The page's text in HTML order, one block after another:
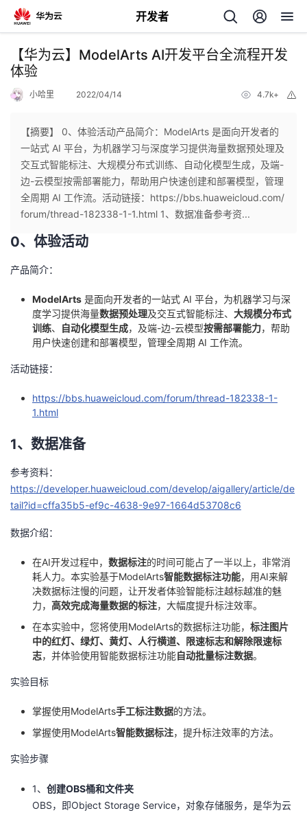
开发者
返
回
个
人
页
我
开
发
我
的
我
坛
圈
子
的
直
播
我
的
活
动
我
的
关
注
我
开
学
堂
我
的
Programs
我
持
我
【华为云】ModelArts AI开发平台全流程开发
体验
小哈里 2022/04/14 4.7k+
【摘要】 0、体验活动产品简介：ModelArts 是面向开发者的
一站式 AI 平台，为机器学习与深度学习提供海量数据预处理及
交互式智能标注、大规模分布式训练、自动化模型生成，及端-
边-云模型按需部署能力，帮助用户快速创建和部署模型，管理
全周期 AI 工作流。活动链接：https://bbs.huaweicloud.com/
forum/thread-182338-1-1.html 1、数据准备参考资...
0、体验活动
产品简介：
ModelArts 是面向开发者的一站式 AI 平台，为机器学习与深
度学习提供海量数据预处理及交互式智能标注、 大规模分布式
训练、 自动化模型生成，及端-边-云模型按需部署能力，帮助
用户快速创建和部署模型，管理全周期 AI 工作流。
活动链接：
https://bbs.huaweicloud.com/forum/thread-182338-1-
1.html
1、数据准备
参考资料：
https://developer.huaweicloud.com/develop/aigallery/article/de
tail?id=cffa35b5-ef9c-4638-9e97-1664d53708c6
数据介绍：
在AI开发过程中， 数据标注的时间可能占了一半以上，非常消
耗人力。本实验基于ModelArts智能数据标注功能，用AI来解
决数据标注慢的问题，让开发者体验智能标注越标越准的魅
力， 高效完成海量数据的标注，大幅度提升标注效率。
在本实验中，您将使用ModelArts的数据标注功能， 标注图片
中的红灯、绿灯、黄灯、人行横道、限速标志和解除限速标
志，并体验使用智能数据标注功能自动批量标注数据。
实验目标
掌握使用ModelArts手工标注数据的方法。
掌握使用ModelArts智能数据标注，提升标注效率的方法。
实验步骤
1、 创建OBS桶和文件夹
OBS，即Object Storage Service，对象存储服务，是华为云